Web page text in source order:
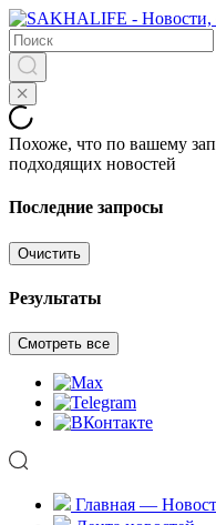
Похоже, что по вашему
подходящих новостей
Последние запросы
Очистить
Результаты
Смотреть все
Главная —